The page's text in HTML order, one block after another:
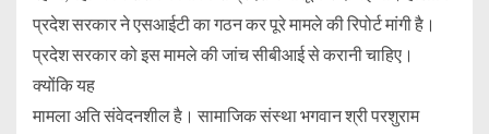
प्रदेश सरकार ने एसआईटी का गठन कर पूरे मामले की रिपोर्ट मांगी है।
प्रदेश सरकार को इस मामले की जांच सीबीआई से करानी चाहिए।
क्योंकि यह
मामला अति संवेदनशील है। सामाजिक संस्था भगवान श्री परशुराम